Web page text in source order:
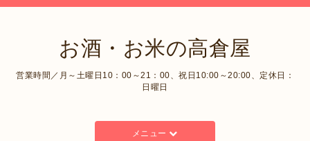
お酒・お米の高倉屋
営業時間／月～土曜日10：00～21：00、祝日10:00～20:00、定休日：
日曜日
メニュー